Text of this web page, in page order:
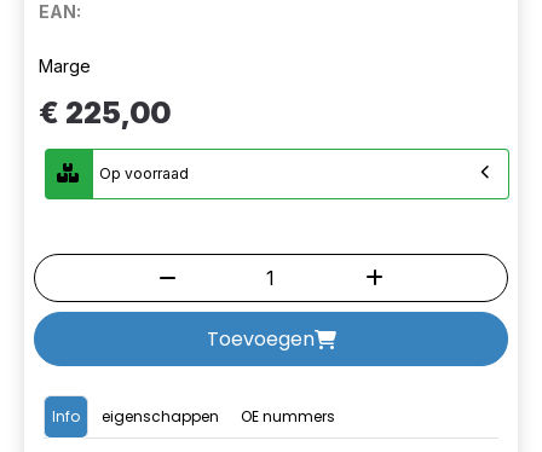
EAN:
Info eigenschappen OE nummers
Marge
€ 225,00
Op voorraad
Toevoegen